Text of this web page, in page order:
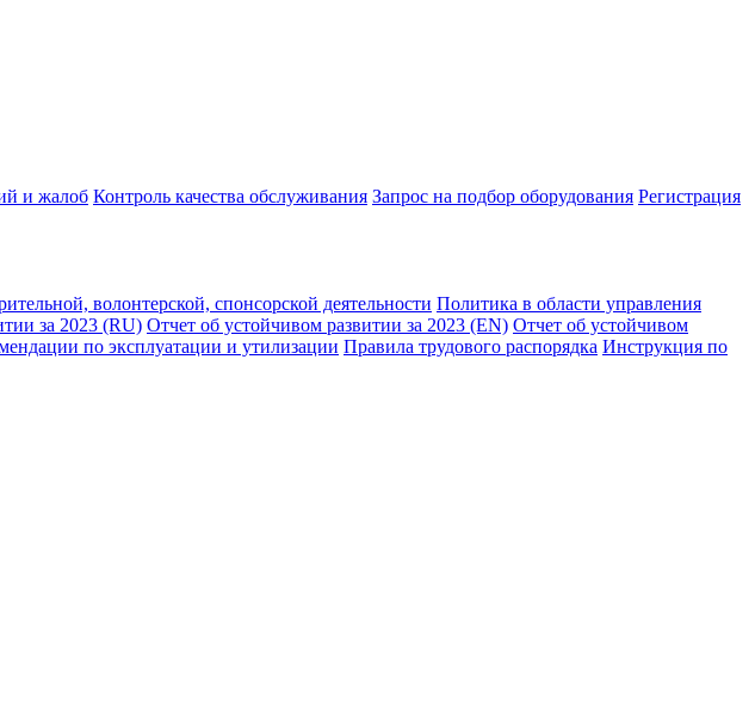
и жалоб Контроль качества обслуживания Запрос на подбор оборудования Регистрация
волонтерской, спонсорской деятельности Политика в области управления
за 2023 (RU) Отчет об устойчивом развитии за 2023 (EN) Отчет об устойчивом
по эксплуатации и утилизации Правила трудового распорядка Инструкция по